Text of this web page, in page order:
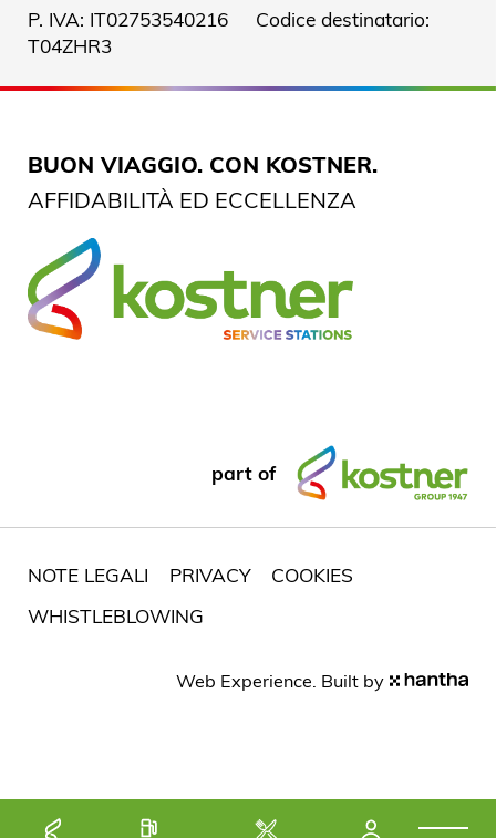
P. IVA: IT02753540216 Codice destinatario:
T04ZHR3
BUON VIAGGIO. CON KOSTNER.
AFFIDABILITÀ ED ECCELLENZA
part of
NOTE LEGALI PRIVACY
COOKIES
WHISTLEBLOWING
Web Experience. Built by